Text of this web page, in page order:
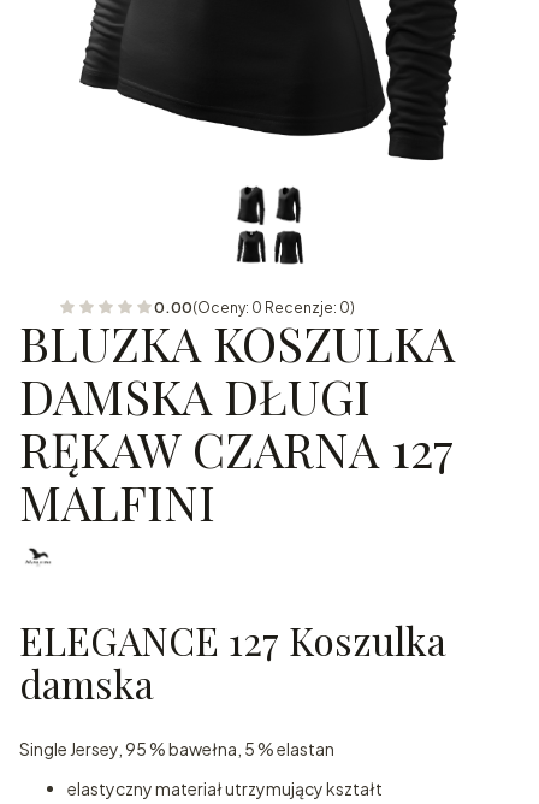
0.00(Oceny: 0 Recenzje: 0)
BLUZKA KOSZULKA
DAMSKA DŁUGI
RĘKAW CZARNA 127
MALFINI
ELEGANCE 127 Koszulka
damska
Single Jersey, 95 % bawełna, 5 % elastan
elastyczny materiał utrzymujący kształt